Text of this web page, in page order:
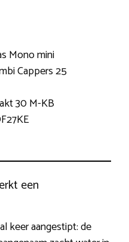
Mono mini
Cappers 25
30 M-KB
een
keer aangestipt: de